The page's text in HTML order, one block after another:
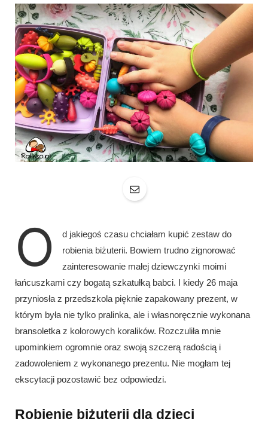
O
d jakiegoś czasu chciałam kupić zestaw do
robienia biżuterii. Bowiem trudno zignorować
zainteresowanie małej dziewczynki moimi
łańcuszkami czy bogatą szkatułką babci. I kiedy 26 maja
przyniosła z przedszkola pięknie zapakowany prezent, w
którym była nie tylko pralinka, ale i własnoręcznie wykonana
bransoletka z kolorowych koralików. Rozczuliła mnie
upominkiem ogromnie oraz swoją szczerą radością i
zadowoleniem z wykonanego prezentu. Nie mogłam tej
ekscytacji pozostawić bez odpowiedzi.
Robienie biżuterii dla dzieci